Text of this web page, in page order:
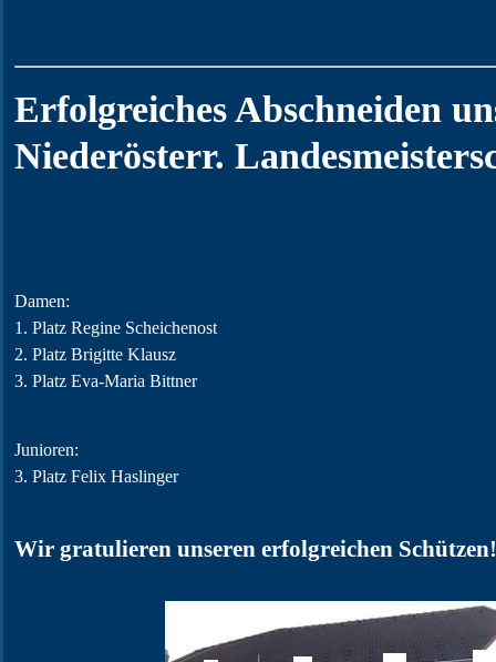
Erfolgreiches Abschneiden
Niederösterr.
Damen:
1. Platz Regine Scheichenost
2. Platz Brigitte Klausz
3. Platz Eva-Maria Bittner
Junioren:
3. Platz Felix Haslinger
Wir gratulieren unseren erfolgreichen Schützen!